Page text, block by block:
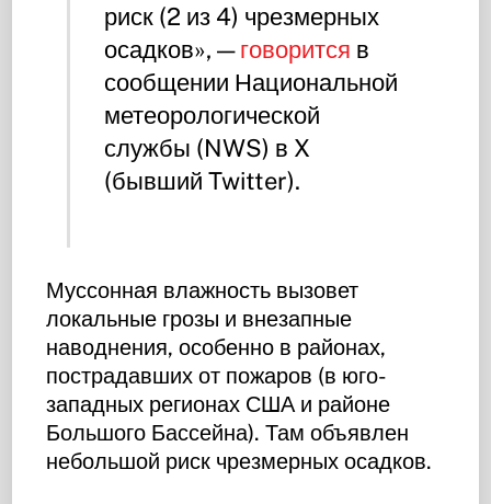
риск (2 из 4) чрезмерных
осадков», —говорится в
сообщении Национальной
метеорологической
службы (NWS) в X
(бывший Twitter).
Муссонная влажность вызовет
локальные грозы и внезапные
наводнения, особенно в районах,
пострадавших от пожаров (в юго-
западных регионах США и районе
Большого Бассейна). Там объявлен
небольшой риск чрезмерных осадков.